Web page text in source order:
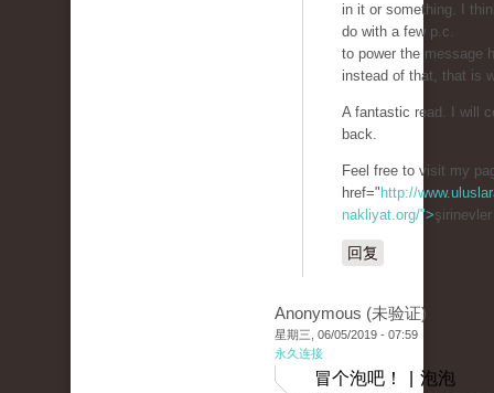
in it or something. I
do with a few p.c.
to power the message
instead of that, that is
A fantastic read. I will
back.
Feel free to visit my
href=" http://
nakliyat.org/">
回复
Anonymous (未验证)
星期三, 06/05/2019 - 07:59
永久连接
冒个泡吧！ | 泡泡